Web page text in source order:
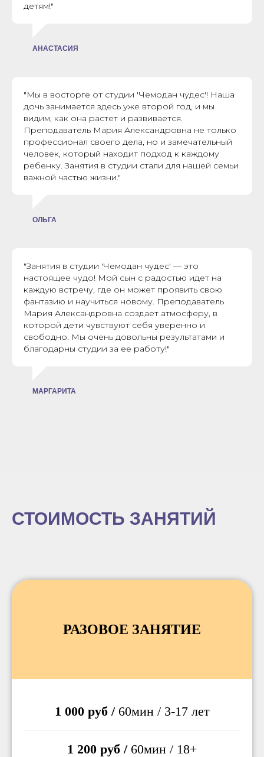
детям!"
АНАСТАСИЯ
"Мы в восторге от студии 'Чемодан чудес'! Наша
дочь занимается здесь уже второй год, и мы
видим, как она растет и развивается.
Преподаватель Мария Александровна не только
профессионал своего дела, но и замечательный
человек, который находит подход к каждому
ребенку. Занятия в студии стали для нашей семьи
важной частью жизни."
ОЛЬГА
"Занятия в студии 'Чемодан чудес' — это
настоящее чудо! Мой сын с радостью идет на
каждую встречу, где он может проявить свою
фантазию и научиться новому. Преподаватель
Мария Александровна создает атмосферу, в
которой дети чувствуют себя уверенно и
свободно. Мы очень довольны результатами и
благодарны студии за ее работу!"
МАРГАРИТА
СТОИМОСТЬ ЗАНЯТИЙ
РАЗОВОЕ ЗАНЯТИЕ
1 000 руб / 60мин / 3-17 лет
1 200 руб / 60мин / 18+